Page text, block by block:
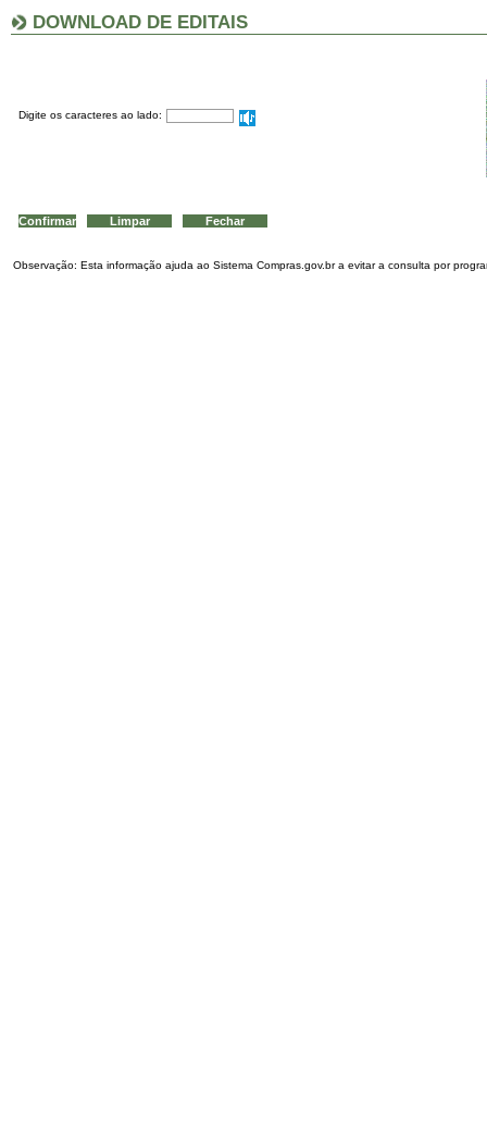
DOWNLOAD DE EDITAIS
Digite os caracteres ao lado:
Observação: Esta informação ajuda ao Sistema Compras.gov.br a evitar a consulta por